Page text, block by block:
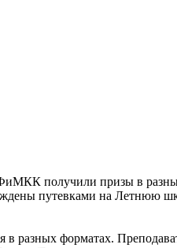
получили призы в
путевками на Летнюю
в разных форматах.